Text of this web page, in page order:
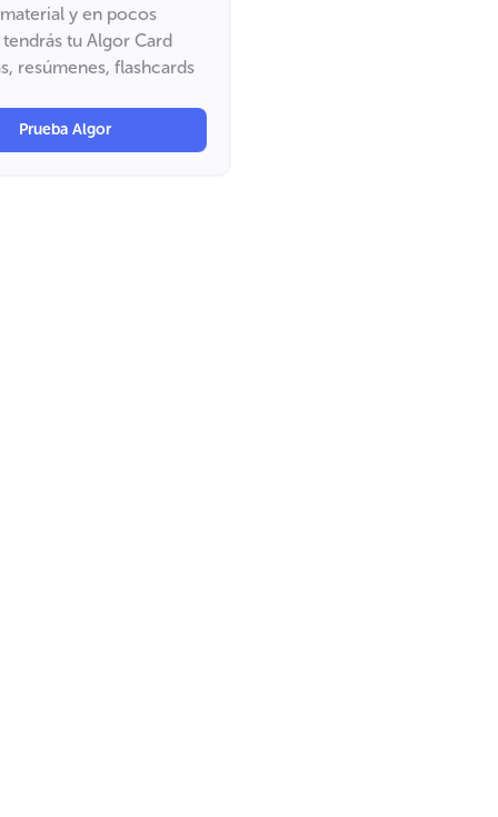
y en pocos
tu Algor Card
resúmenes, flashcards
Prueba Algor